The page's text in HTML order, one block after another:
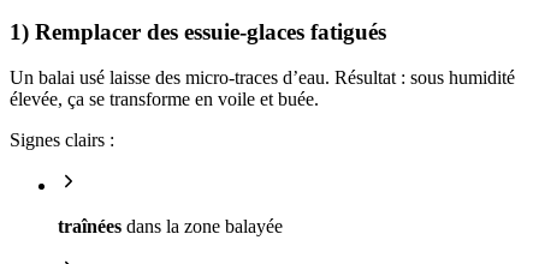
1) Remplacer des essuie-glaces fatigués
Un balai usé laisse des micro-traces d’eau. Résultat : sous humidité
élevée, ça se transforme en voile et buée.
Signes clairs :
traînées dans la zone balayée